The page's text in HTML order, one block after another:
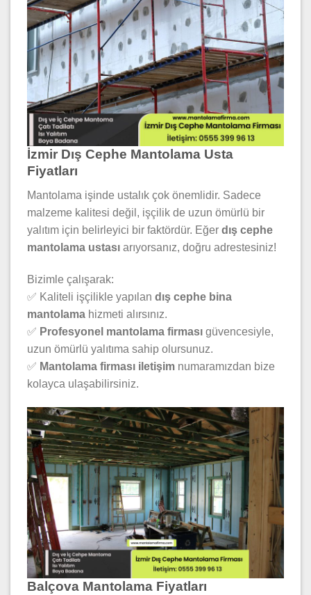
İzmir Dış Cephe Mantolama Usta
Fiyatları
Mantolama işinde ustalık çok önemlidir. Sadece
malzeme kalitesi değil, işçilik de uzun ömürlü bir
yalıtım için belirleyici bir faktördür. Eğer dış cephe
mantolama ustası arıyorsanız, doğru adrestesiniz!
Bizimle çalışarak:
✅ Kaliteli işçilikle yapılan dış cephe bina
mantolama hizmeti alırsınız.
✅ Profesyonel mantolama firması güvencesiyle,
uzun ömürlü yalıtıma sahip olursunuz.
✅ Mantolama firması iletişim numaramızdan bize
kolayca ulaşabilirsiniz.
Balçova Mantolama Fiyatları